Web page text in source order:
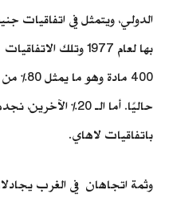
الدولي، ويتمثل في اتفاقيات
بها لعام 1977 وتلك
400
حاليًا. أما الـ 20%
باتفاقيات لاهاي.
وثمة اتجاهان في الغرب